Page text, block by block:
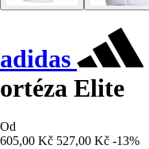
adidas
ortéza Elite
Od
605,00 Kč 527,00 Kč -13%